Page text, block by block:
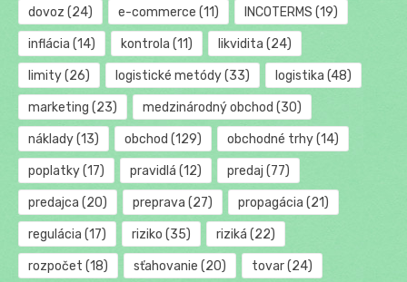
dovoz (24) e-commerce (11) INCOTERMS (19)
inflácia (14) kontrola (11) likvidita (24)
limity(26) logistické metódy(33) logistika (48)
marketing (23) medzinárodný obchod (30)
náklady(13) obchod (129) obchodné trhy(14)
poplatky(17) pravidlá (12) predaj (77)
predajca (20) preprava (27) propagácia (21)
regulácia (17) riziko (35) riziká (22)
rozpočet (18) sťahovanie (20) tovar(24)